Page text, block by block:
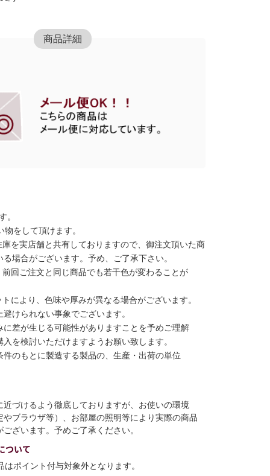
商品詳細
。
をして頂けます。
を実店舗と共有しておりますので、御注文頂いた商
場合がございます。予め、ご了承下さい。
回ご注文と同じ商品でも若干色が変わることが
により、色味や厚みが異なる場合がございます。
けられない事象でございます。
差が生じる可能性がありますことを予めご理解
を検討いただけますようお願い致します。
のもとに製造する製品の、生産・出荷の単位
づけるよう徹底しておりますが、お使いの環境
やブラウザ等）、お部屋の照明等により実際の商品
ざいます。予めご了承ください。
ついて
ポイント付与対象外となります。